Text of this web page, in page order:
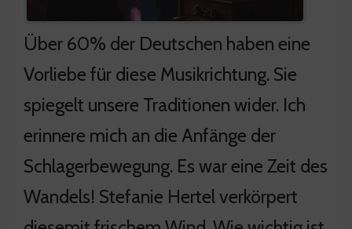
Über 60% der Deutschen haben eine
Vorliebe für diese Musikrichtung. Sie
spiegelt unsere Traditionen wider. Ich
erinnere mich an die Anfänge der
Schlagerbewegung. Es war eine Zeit des
Wandels! Stefanie Hertel verkörpert